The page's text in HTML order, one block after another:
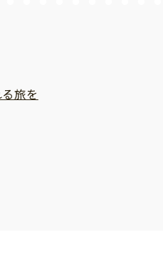
旅を